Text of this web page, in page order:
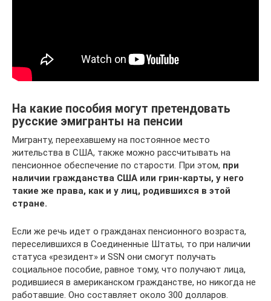
На какие пособия могут претендовать
русские эмигранты на пенсии
Мигранту, переехавшему на постоянное место
жительства в США, также можно рассчитывать на
пенсионное обеспечение по старости. При этом, при
наличии гражданства США или грин-карты, у него
такие же права, как и у лиц, родившихся в этой
стране.
Если же речь идет о гражданах пенсионного возраста,
переселившихся в Соединенные Штаты, то при наличии
статуса «резидент» и SSN они смогут получать
социальное пособие, равное тому, что получают лица,
родившиеся в американском гражданстве, но никогда не
работавшие. Оно составляет около 300 долларов.